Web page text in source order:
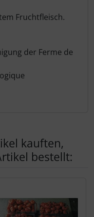
Fruchtfleisch.
der Ferme de
kauften,
bestellt: